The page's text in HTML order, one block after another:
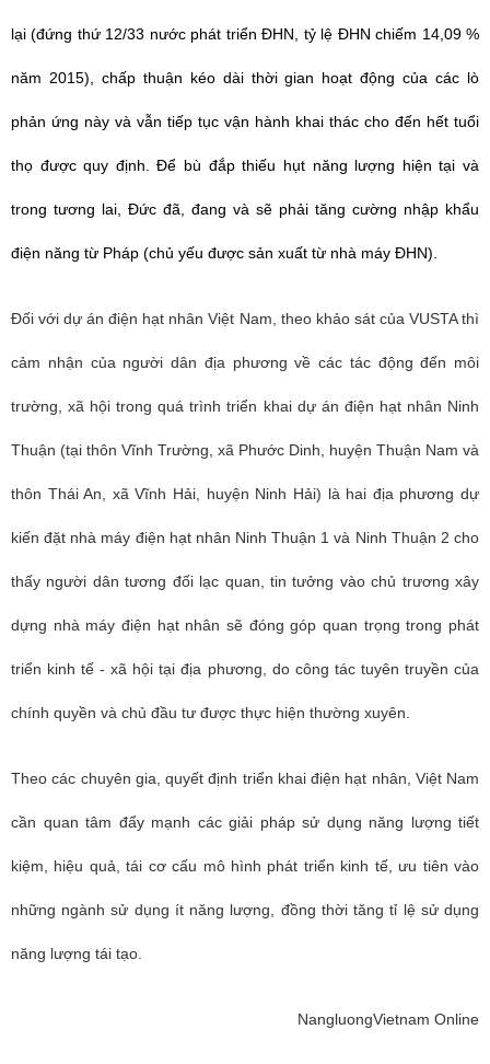
lại (đứng thứ 12/33 nước phát triển ĐHN, tỷ lệ ĐHN chiếm 14,09 %
năm 2015), chấp thuận kéo dài thời gian hoạt động của các lò
phản ứng này và vẫn tiếp tục vận hành khai thác cho đến hết tuổi
thọ được quy định. Để bù đắp thiếu hụt năng lượng hiện tại và
trong tương lai, Đức đã, đang và sẽ phải tăng cường nhập khẩu
điện năng từ Pháp (chủ yếu được sản xuất từ nhà máy ĐHN).
Đối với dự án điện hạt nhân Việt Nam, theo khảo sát của VUSTA thì
cảm nhận của người dân địa phương về các tác động đến môi
trường, xã hội trong quá trình triển khai dự án điện hạt nhân Ninh
Thuận (tại thôn Vĩnh Trường, xã Phước Dinh, huyện Thuận Nam và
thôn Thái An, xã Vĩnh Hải, huyện Ninh Hải) là hai địa phương dự
kiến đặt nhà máy điện hạt nhân Ninh Thuận 1 và Ninh Thuận 2 cho
thấy người dân tương đối lạc quan, tin tưởng vào chủ trương xây
dựng nhà máy điện hạt nhân sẽ đóng góp quan trọng trong phát
triển kinh tế - xã hội tại địa phương, do công tác tuyên truyền của
chính quyền và chủ đầu tư được thực hiện thường xuyên.
Theo các chuyên gia, quyết định triển khai điện hạt nhân, Việt Nam
cần quan tâm đẩy mạnh các giải pháp sử dụng năng lượng tiết
kiệm, hiệu quả, tái cơ cấu mô hình phát triển kinh tế, ưu tiên vào
những ngành sử dụng ít năng lượng, đồng thời tăng tỉ lệ sử dụng
năng lượng tái tạo.
NangluongVietnam Online